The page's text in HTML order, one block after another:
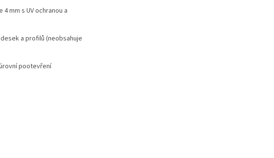
mm s UV ochranou a
a profilů (neobsahuje
pootevření